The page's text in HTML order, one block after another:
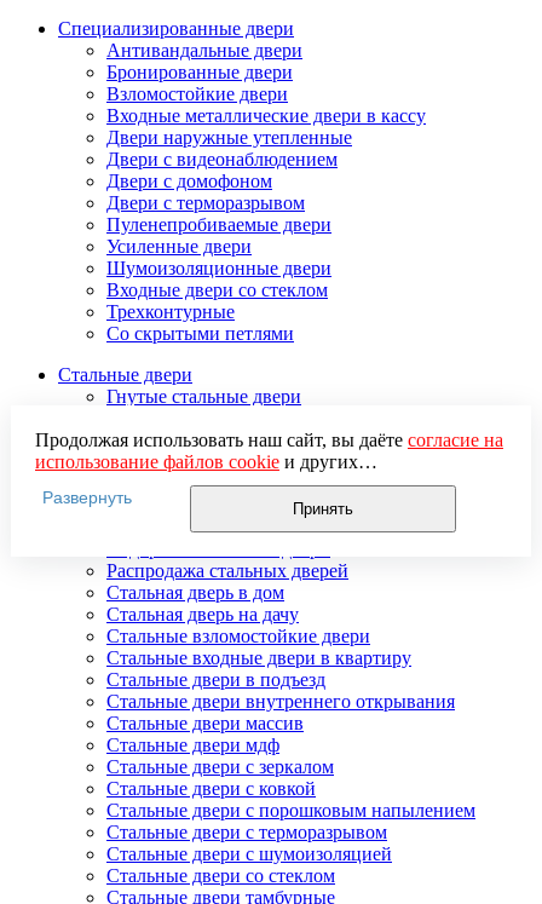
Специализированные двери
Антивандальные двери
Бронированные двери
Взломостойкие двери
Входные металлические двери в кассу
Двери наружные утепленные
Двери с видеонаблюдением
Двери с домофоном
Двери с терморазрывом
Пуленепробиваемые двери
Усиленные двери
Шумоизоляционные двери
Входные двери со стеклом
Трехконтурные
Со скрытыми петлями
Стальные двери
Гнутые стальные двери
Двери стальные распашные
Стальные двери для улицы
Двери стальные утепленные
Дверь стальная двупольная
Наружные стальные двери
Распродажа стальных дверей
Стальная дверь в дом
Стальная дверь на дачу
Стальные взломостойкие двери
Стальные входные двери в квартиру
Стальные двери в подъезд
Стальные двери внутреннего открывания
Стальные двери массив
Стальные двери мдф
Стальные двери с зеркалом
Стальные двери с ковкой
Стальные двери с порошковым напылением
Стальные двери с терморазрывом
Стальные двери с шумоизоляцией
Стальные двери со стеклом
Стальные двери тамбурные
Продолжая использовать наш сайт, вы даёте согласие на
использование файлов cookieи других
пользовательских данных (включая IP-адрес, сведения о
местоположении, устройстве, действиях на сайте и т. п.)
для функционирования сайта, проведения
использования систем аналитики (например,
Яндекс.Метрика), в соответствии с нашей
обработки персональных данных.
Если вы не хотите, чтобы ваши данные обрабатывались,
настройте ограничения в браузере или покиньте сайт.
Развернуть
Принять